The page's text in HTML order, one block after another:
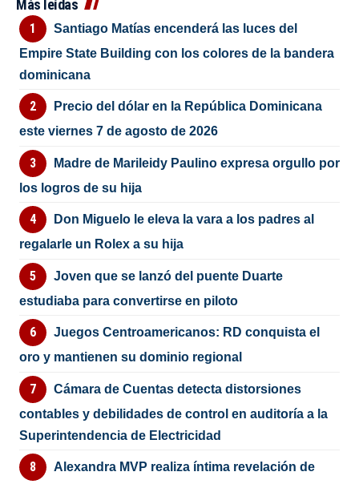
Más leídas
Santiago Matías encenderá las luces del
Empire State Building con los colores de la bandera
dominicana
Precio del dólar en la República Dominicana
este viernes 7 de agosto de 2026
Madre de Marileidy Paulino expresa orgullo por
los logros de su hija
Don Miguelo le eleva la vara a los padres al
regalarle un Rolex a su hija
Joven que se lanzó del puente Duarte
estudiaba para convertirse en piloto
Juegos Centroamericanos: RD conquista el
oro y mantienen su dominio regional
Cámara de Cuentas detecta distorsiones
contables y debilidades de control en auditoría a la
Superintendencia de Electricidad
Alexandra MVP realiza íntima revelación de